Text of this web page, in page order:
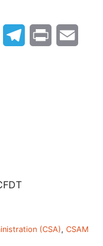
WhatsAppTelegram
Print
(CSA), CSAM